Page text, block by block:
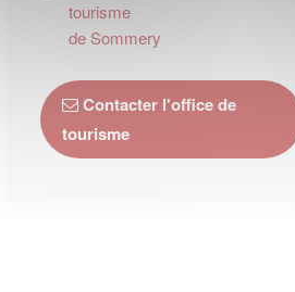
tourisme
de Sommery
Contacter l'office de
tourisme